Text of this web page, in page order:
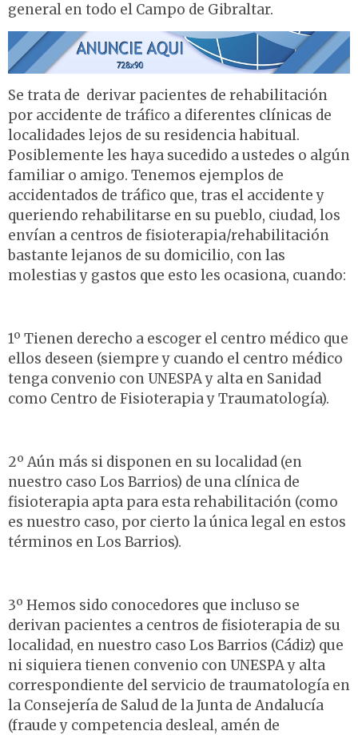
general en todo el Campo de Gibraltar.
Se trata de derivar pacientes de rehabilitación
por accidente de tráfico a diferentes clínicas de
localidades lejos de su residencia habitual.
Posiblemente les haya sucedido a ustedes o algún
familiar o amigo. Tenemos ejemplos de
accidentados de tráfico que, tras el accidente y
queriendo rehabilitarse en su pueblo, ciudad, los
envían a centros de fisioterapia/rehabilitación
bastante lejanos de su domicilio, con las
molestias y gastos que esto les ocasiona, cuando:
1º Tienen derecho a escoger el centro médico que
ellos deseen (siempre y cuando el centro médico
tenga convenio con UNESPA y alta en Sanidad
como Centro de Fisioterapia y Traumatología).
2º Aún más si disponen en su localidad (en
nuestro caso Los Barrios) de una clínica de
fisioterapia apta para esta rehabilitación (como
es nuestro caso, por cierto la única legal en estos
términos en Los Barrios).
3º Hemos sido conocedores que incluso se
derivan pacientes a centros de fisioterapia de su
localidad, en nuestro caso Los Barrios (Cádiz) que
ni siquiera tienen convenio con UNESPA y alta
correspondiente del servicio de traumatología en
la Consejería de Salud de la Junta de Andalucía
(fraude y competencia desleal, amén de